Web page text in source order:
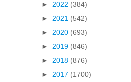
► 2022 (384)
► 2021 (542)
► 2020 (693)
► 2019 (846)
► 2018 (876)
► 2017 (1700)